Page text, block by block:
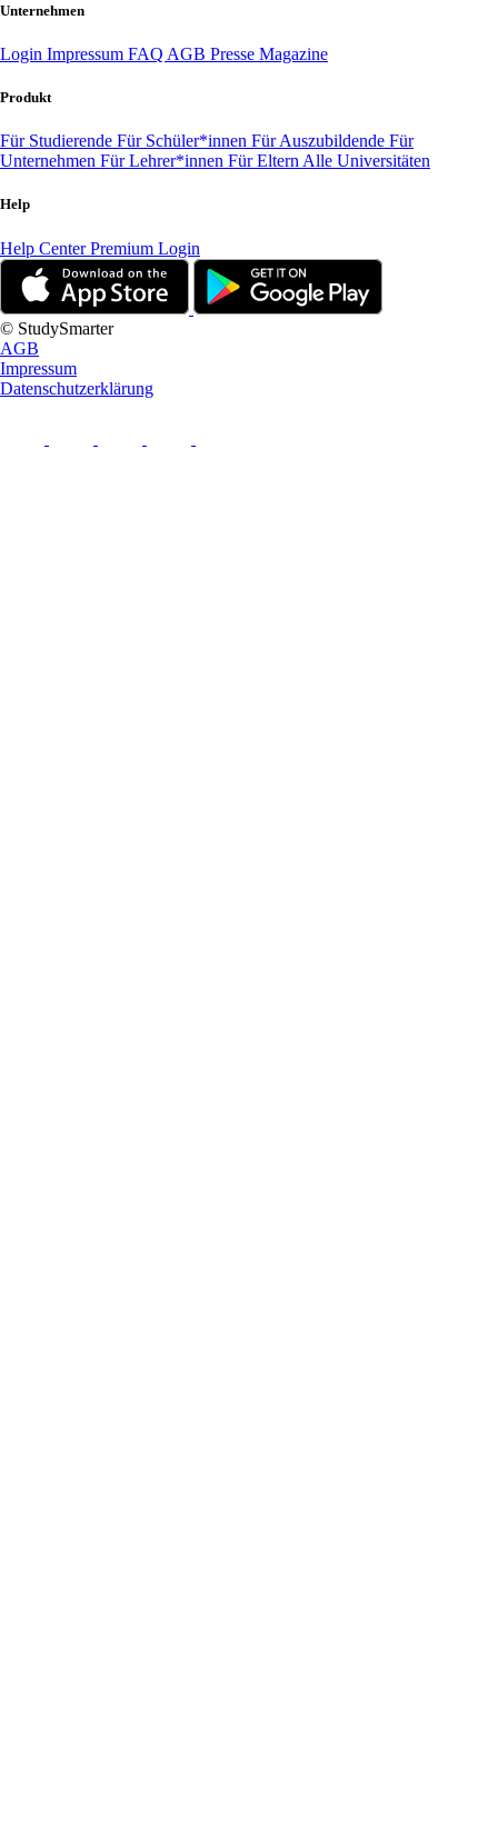
Unternehmen
Login Impressum FAQ AGB Presse Magazine
Produkt
Für Studierende Für Schüler*innen Für Auszubildende Für
Unternehmen Für Lehrer*innen Für Eltern Alle Universitäten
Help
Help CenterPremium Login
© StudySmarter
AGB
Impressum
Datenschutzerklärung